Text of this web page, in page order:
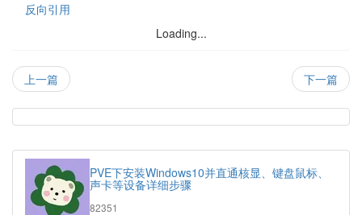
反向引用
Loading...
下一篇
上一篇
热
章
文
章
PVE下安装Windows10并直通核显、键盘鼠标、
声卡等设备详细步骤
浏
82351